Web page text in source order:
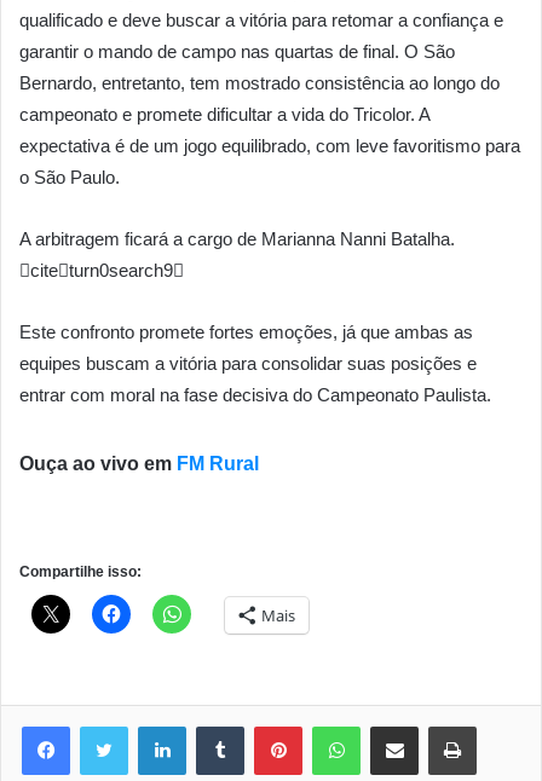
qualificado e deve buscar a vitória para retomar a confiança e
garantir o mando de campo nas quartas de final. O São
Bernardo, entretanto, tem mostrado consistência ao longo do
campeonato e promete dificultar a vida do Tricolor. A
expectativa é de um jogo equilibrado, com leve favoritismo para
o São Paulo.
A arbitragem ficará a cargo de Marianna Nanni Batalha.
citeturn0search9
Este confronto promete fortes emoções, já que ambas as
equipes buscam a vitória para consolidar suas posições e
entrar com moral na fase decisiva do Campeonato Paulista.
Ouça ao vivo em FM Rural
Compartilhe isso:
Mais
LinkedinTumblr PinterestWhatsAppCompartilhar via e-mail Imprimir